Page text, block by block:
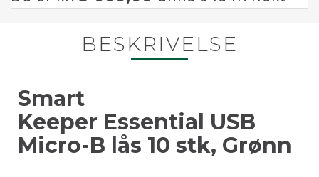
BESKRIVELSE
Smart
Keeper Essential USB
Micro-B lås 10 stk, Grønn